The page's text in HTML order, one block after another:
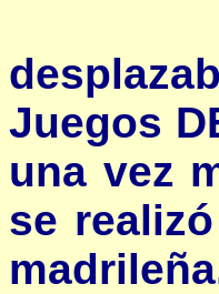
Juegos
una vez
se